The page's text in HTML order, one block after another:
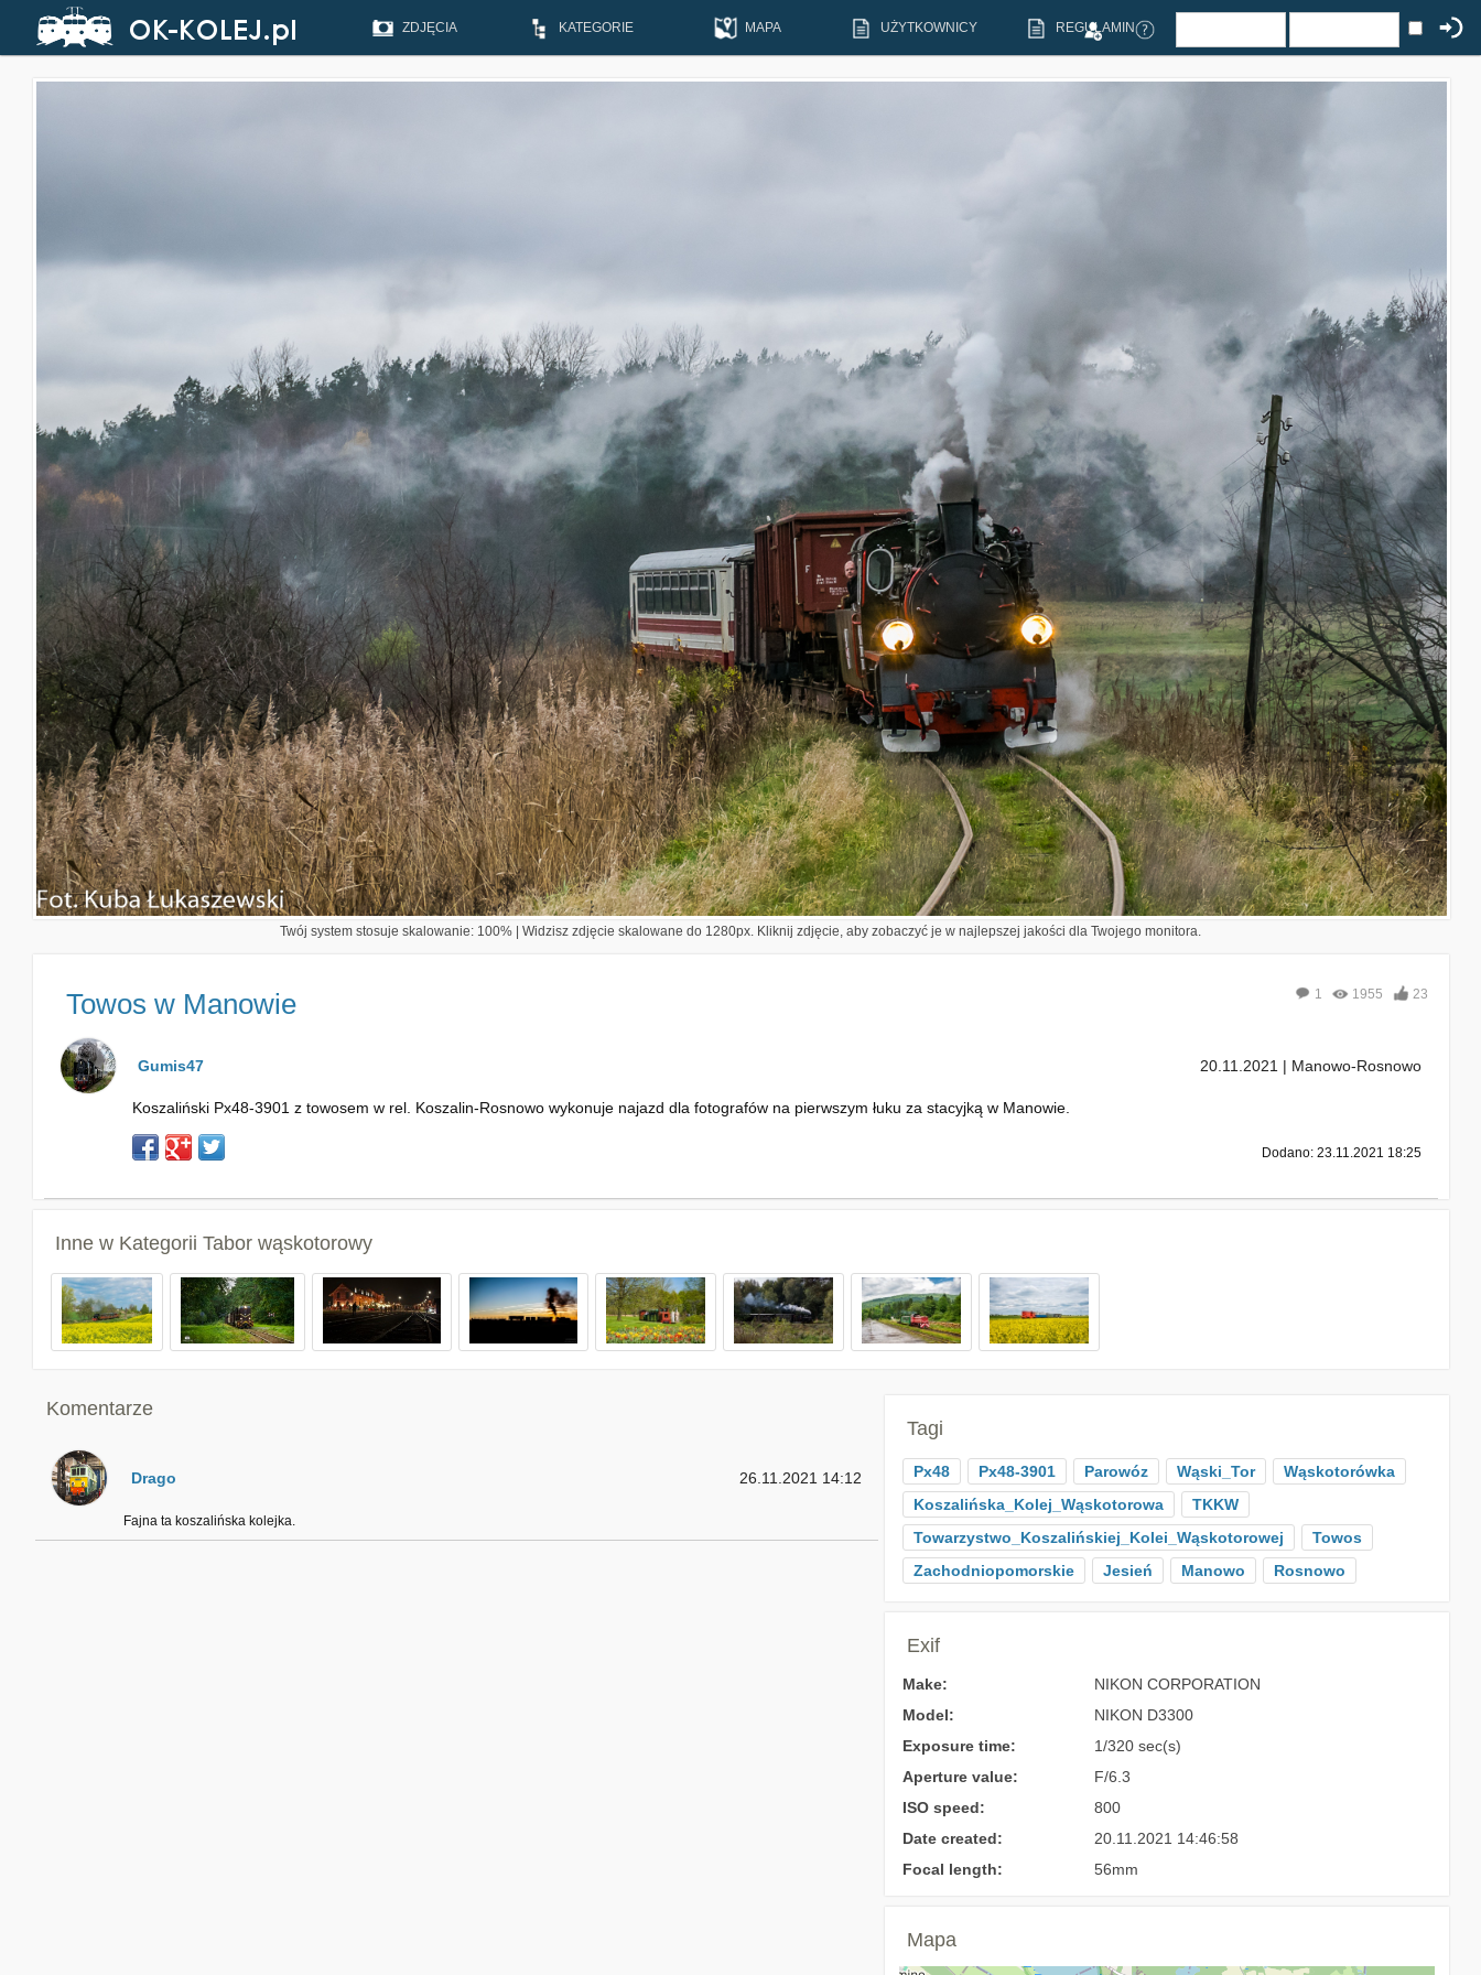
ZDJĘCIA KATEGORIE MAPA UŻYTKOWNICY REGULAMIN
Twój system stosuje skalowanie: 100% | Widzisz zdjęcie skalowane do 1280px. Kliknij zdjęcie, aby zobaczyć je w najlepszej jakości dla Twojego monitora.
Towos w Manowie 1 1955 23
Gumis47 20.11.2021 | Manowo-Rosnowo
Koszaliński Px48-3901 z towosem w rel. Koszalin-Rosnowo wykonuje najazd dla fotografów na pierwszym łuku za stacyjką w Manowie.
Dodano: 23.11.2021 18:25
Inne w Kategorii Tabor wąskotorowy
Komentarze
Drago 26.11.2021 14:12
Fajna ta koszalińska kolejka.
Tagi
Px48 Px48-3901 Parowóz Wąski_Tor
Wąskotorówka
Koszalińska_Kolej_Wąskotorowa
TKKW
Towarzystwo_Koszalińskiej_Kolei_Wąskotorowej
Towos
Zachodniopomorskie
Jesień Manowo Rosnowo
Exif
Make:
NIKON CORPORATION
Model:
NIKON D3300
Exposure time:
1/320 sec(s)
Aperture value:
F/6.3
ISO speed:
800
Date created:
20.11.2021 14:46:58
Focal length:
56mm
Mapa